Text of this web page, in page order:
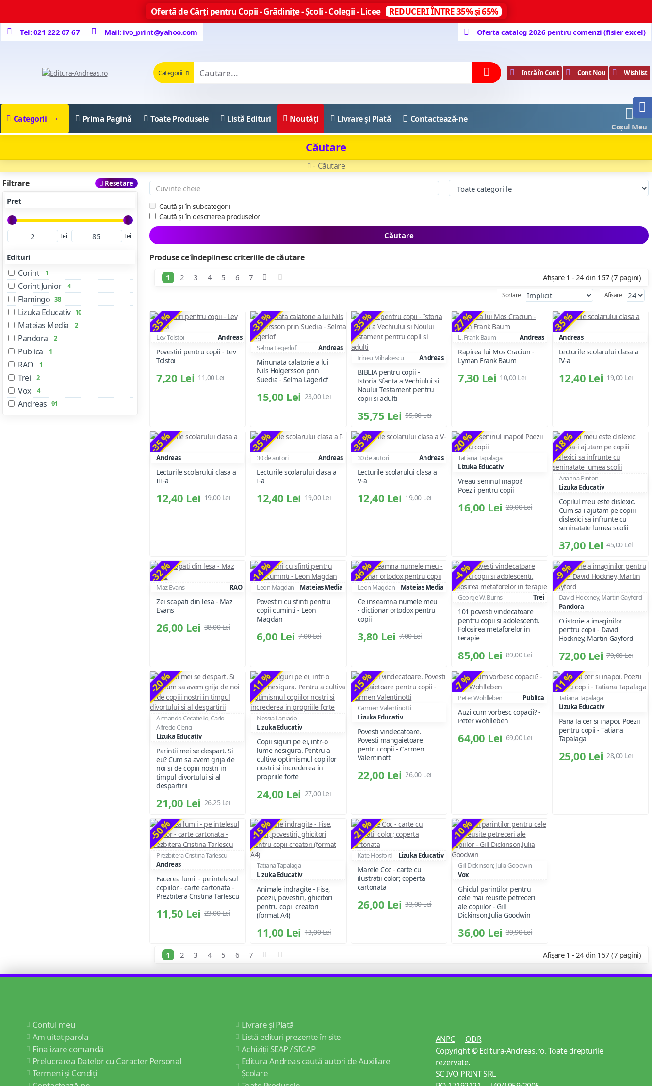
Ofertă de Cărți pentru Copii - Grădinițe - Școli - Colegii - Licee REDUCERI ÎNTRE 35% și 65%
Tel: 021 222 07 67 Mail: ivo_print@yahoo.com Oferta catalog 2026 pentru comenzi (fisier excel)
Categorii Intră în Cont Cont Nou Wishlist
Categorii Prima Pagină Toate Produsele Listă Edituri Noutăți Livrare și Plată Contactează-ne
Coșul Meu
Căutare
Căutare
Filtrare Resetare
Pret
Lei Lei
Edituri
Corint 1
Corint Junior 4
Flamingo 38
Lizuka Educativ 10
Mateias Media 2
Pandora 2
Publica 1
RAO 1
Trei 2
Vox 4
Andreas 91
Caută și în subcategorii
Caută și în descrierea produselor
Căutare
Produse ce îndeplinesc criteriile de căutare
1 2 3 4 5 6 7 Afișare 1 - 24 din 157 (7 pagini)
Sortare Afișare
-35 %
Lev Tolstoi Andreas
Povestiri pentru copii - Lev
Tolstoi
7,20 Lei 11,00 Lei
-35 %
Selma Legerlof Andreas
Minunata calatorie a lui
Nils Holgersson prin
Suedia - Selma Lagerlof
15,00 Lei 23,00 Lei
-35 %
Irineu Mihalcescu Andreas
BIBLIA pentru copii -
Istoria Sfanta a Vechiului si
Noului Testament pentru
copii si adulti
35,75 Lei 55,00 Lei
-27 %
L. Frank Baum Andreas
Rapirea lui Mos Craciun -
Lyman Frank Baum
7,30 Lei 10,00 Lei
-35 %
Andreas
Lecturile scolarului clasa a
IV-a
12,40 Lei 19,00 Lei
-35 %
Andreas
Lecturile scolarului clasa a
III-a
12,40 Lei 19,00 Lei
-35 %
30 de autori Andreas
Lecturile scolarului clasa a
I-a
12,40 Lei 19,00 Lei
-35 %
30 de autori Andreas
Lecturile scolarului clasa a
V-a
12,40 Lei 19,00 Lei
-20 %
Tatiana Tapalaga
Lizuka Educativ
Vreau seninul inapoi!
Poezii pentru copii
16,00 Lei 20,00 Lei
-18 %
Arianna Pinton
Lizuka Educativ
Copilul meu este dislexic.
Cum sa-i ajutam pe copiii
dislexici sa infrunte cu
seninatate lumea scolii
37,00 Lei 45,00 Lei
-32 %
Maz Evans RAO
Zei scapati din lesa - Maz
Evans
26,00 Lei 38,00 Lei
-14 %
Leon Magdan Mateias Media
Povestiri cu sfinti pentru
copii cuminti - Leon
Magdan
6,00 Lei 7,00 Lei
-46 %
Leon Magdan Mateias Media
Ce inseamna numele meu
- dictionar ortodox pentru
copii
3,80 Lei 7,00 Lei
-4 %
George W. Burns Trei
101 povesti vindecatoare
pentru copii si adolescenti.
Folosirea metaforelor in
terapie
85,00 Lei 89,00 Lei
-9 %
David Hockney, Martin Gayford
Pandora
O istorie a imaginilor
pentru copii - David
Hockney, Martin Gayford
72,00 Lei 79,00 Lei
-20 %
Armando Cecatiello, Carlo
Alfredo Clerici
Lizuka Educativ
Parintii mei se despart. Si
eu? Cum sa avem grija de
noi si de copiii nostri in
timpul divortului si al
despartirii
21,00 Lei 26,25 Lei
-11 %
Nessia Laniado
Lizuka Educativ
Copii siguri pe ei, intr-o
lume nesigura. Pentru a
cultiva optimismul copiilor
nostri si increderea in
propriile forte
24,00 Lei 27,00 Lei
-15 %
Carmen Valentinotti
Lizuka Educativ
Povesti vindecatoare.
Povesti mangaietoare
pentru copii - Carmen
Valentinotti
22,00 Lei 26,00 Lei
-7 %
Peter Wohlleben Publica
Auzi cum vorbesc copacii? -
Peter Wohlleben
64,00 Lei 69,00 Lei
-11 %
Tatiana Tapalaga
Lizuka Educativ
Pana la cer si inapoi. Poezii
pentru copii - Tatiana
Tapalaga
25,00 Lei 28,00 Lei
-50 %
Prezbitera Cristina Tarlescu
Andreas
Facerea lumii - pe intelesul
copiilor - carte cartonata -
Prezbitera Cristina Tarlescu
11,50 Lei 23,00 Lei
-15 %
Tatiana Tapalaga
Lizuka Educativ
Animale indragite - Fise,
poezii, povestiri, ghicitori
pentru copii creatori
(format A4)
11,00 Lei 13,00 Lei
-21 %
Kate Hosford Lizuka Educativ
Marele Coc - carte cu
ilustratii color; coperta
cartonata
26,00 Lei 33,00 Lei
-10 %
Gill Dickinson; Julia Goodwin
Vox
Ghidul parintilor pentru
cele mai reusite petreceri
ale copiilor - Gill
Dickinson,Julia Goodwin
36,00 Lei 39,90 Lei
1 2 3 4 5 6 7 Afișare 1 - 24 din 157 (7 pagini)
Contul meu
Am uitat parola
Finalizare comandă
Prelucrarea Datelor cu Caracter Personal
Termeni și Condiții
Livrare și Plată
Listă edituri prezente în site
Achiziții SEAP / SICAP
Editura Andreas caută autori de Auxiliare
Școlare
ANPC
ODR
Copyright ©Editura-Andreas.ro. Toate drepturile
rezervate.
SC IVO PRINT SRL